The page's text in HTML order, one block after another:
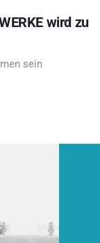
wird zu
sein